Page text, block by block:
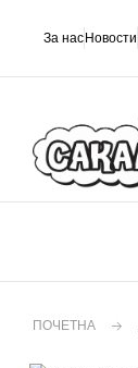
За нас Новости
ПОЧЕТНА